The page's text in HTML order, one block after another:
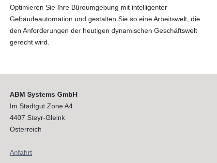
Optimieren Sie Ihre Büroumgebung mit intelligenter
Gebäudeautomation und gestalten Sie so eine Arbeitswelt, die
den Anforderungen der heutigen dynamischen Geschäftswelt
gerecht wird.
ABM Systems GmbH
Im Stadtgut Zone A4
4407 Steyr-Gleink
Österreich
Anfahrt